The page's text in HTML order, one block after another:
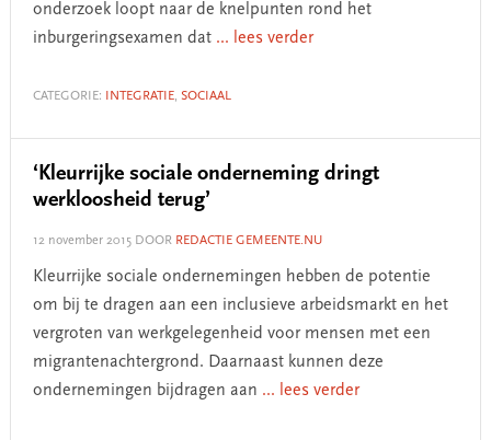
onderzoek loopt naar de knelpunten rond het
inburgeringsexamen dat ... lees verder
CATEGORIE: INTEGRATIE, SOCIAAL
‘Kleurrijke sociale onderneming dringt
werkloosheid terug’
12 november 2015DOOR REDACTIE GEMEENTE.NU
Kleurrijke sociale ondernemingen hebben de potentie
om bij te dragen aan een inclusieve arbeidsmarkt en het
vergroten van werkgelegenheid voor mensen met een
migrantenachtergrond. Daarnaast kunnen deze
ondernemingen bijdragen aan ... lees verder